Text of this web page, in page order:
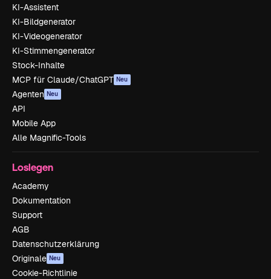
KI-Assistent
KI-Bildgenerator
KI-Videogenerator
KI-Stimmengenerator
Stock-Inhalte
MCP für Claude/ChatGPT Neu
Agenten Neu
API
Mobile App
Alle Magnific-Tools
Loslegen
Academy
Dokumentation
Support
AGB
Datenschutzerklärung
Originale Neu
Cookie-Richtlinie